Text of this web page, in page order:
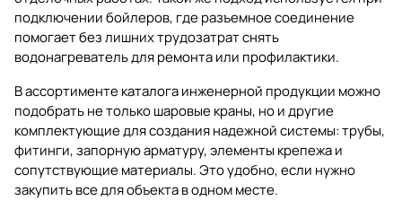
подключении бойлеров, где разъемное соединение
помогает без лишних трудозатрат снять
водонагреватель для ремонта или профилактики.
В ассортиментекаталога инженерной продукции можно
подобрать не только шаровые краны, но и другие
комплектующие для создания надежной системы: трубы,
фитинги, запорную арматуру, элементы крепежа и
сопутствующие материалы. Это удобно, если нужно
закупить все для объекта в одном месте.